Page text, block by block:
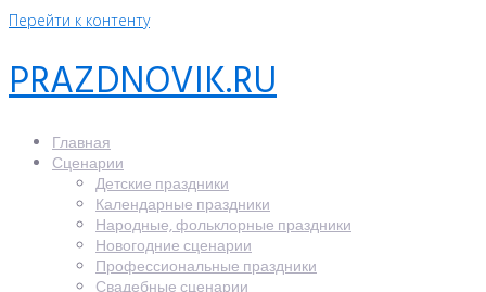
Перейти к контенту
PRAZDNOVIK.RU
Главная
Сценарии
Детские праздники
Календарные праздники
Народные, фольклорные праздники
Новогодние сценарии
Профессиональные праздники